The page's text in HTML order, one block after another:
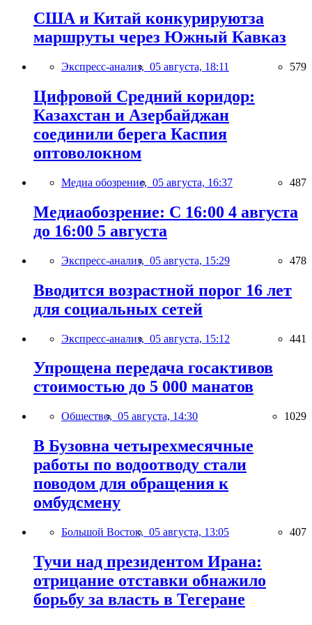
США и Китай конкурируютза
маршруты через Южный Кавказ
Экспресс-анализ, 05 августа, 18:11 579
Цифровой Средний коридор:
Казахстан и Азербайджан
соединили берега Каспия
оптоволокном
Медиа обозрение, 05 августа, 16:37 487
Медиаобозрение: С 16:00 4 августа
до 16:00 5 августа
Экспресс-анализ, 05 августа, 15:29 478
Вводится возрастной порог 16 лет
для социальных сетей
Экспресс-анализ, 05 августа, 15:12 441
Упрощена передача госактивов
стоимостью до 5 000 манатов
Общество, 05 августа, 14:30 1029
В Бузовна четырехмесячные
работы по водоотводу стали
поводом для обращения к
омбудсмену
Большой Восток, 05 августа, 13:05 407
Тучи над президентом Ирана:
отрицание отставки обнажило
борьбу за власть в Тегеране